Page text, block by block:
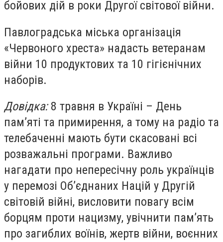
бойових дій в роки Другої світової війни.
Павлоградська міська організація
«Червоного хреста» надасть ветеранам
війни 10 продуктових та 10 гігієнічних
наборів.
Довідка:8 травня в Україні – День
пам’яті та примирення, а тому на радіо та
телебаченні мають бути скасовані всі
розважальні програми. Важливо
нагадати про непересічну роль українців
у перемозі Об’єднаних Націй у Другій
світовій війні, висловити повагу всім
борцям проти нацизму, увічнити пам’ять
про загиблих воїнів, жертв війни, воєнних